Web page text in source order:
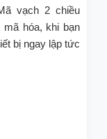
vạch 2 chiều
hóa, khi bạn
bị ngay lập tức